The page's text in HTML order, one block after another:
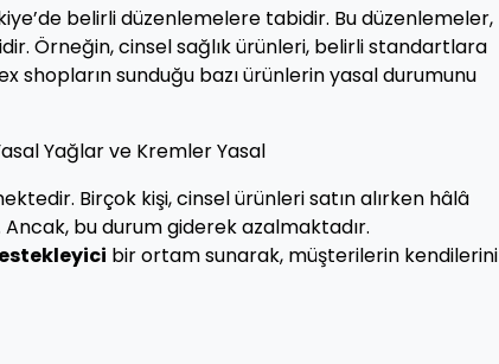
belirli düzenlemelere tabidir. Bu düzenlemeler,
Örneğin, cinsel sağlık ürünleri, belirli standartlara
shopların sunduğu bazı ürünlerin yasal durumunu
Yağlar ve Kremler Yasal
Birçok kişi, cinsel ürünleri satın alırken hâlâ
bu durum giderek azalmaktadır.
bir ortam sunarak, müşterilerin kendilerini